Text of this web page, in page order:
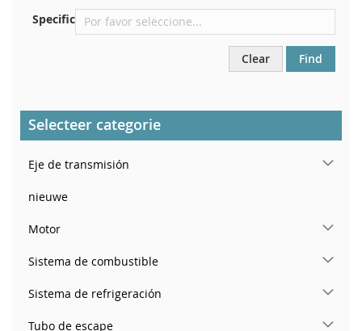
Specific
Clear Find
Selecteer categorie
Eje de transmisión
nieuwe
Motor
Sistema de combustible
Sistema de refrigeración
Tubo de escape